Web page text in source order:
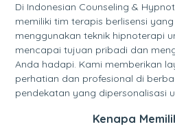
Di Indonesian Counseling &
memiliki tim terapis berlisensi
menggunakan teknik hipnoterapi
mencapai tujuan pribadi dan
Anda hadapi. Kami memberikan
perhatian dan profesional di
pendekatan yang dipersonalisasi
Kenapa